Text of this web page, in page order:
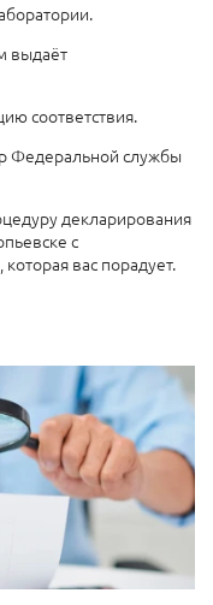
выдаёт
соответствия.
Федеральной службы
декларирования
с
вас порадует.